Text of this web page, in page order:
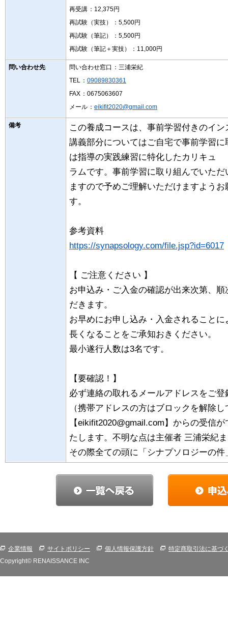
再受講 ：12,375円
再試験（実技）
：5,500円
再試験（筆記）
：5,500円
再試験（筆記＋実技）
：11,000円
問い合わせ先 問い合わせ窓口 ：三浦栄紀
TEL ： 09089830361
FAX ：0675063607
メール ： eikifit2020@gmail.com
備考
この養成コースは、事前学習付きのイ
講義部分についてはご自宅で事前学習
は指導の実践練習に特化したカリキュ
ラムです。事前学習に取り組んでいた
ますので予めご理解いただけますようお
す。
参考資料
https://synapsology.com/file.jsp?id=6017
【 ご注意ください 】
お申込み・ご入金の確認が出来次第、
だきます。
お早めにお申し込み・入金されること
長くなることをご承知おきください。
最小遂行人数は3名です。
【要確認！】
必ず連絡の取れるメールアドレスをご登
（携帯アドレスの方はブロックを解除
【eikifit2020@gmail.com】からの受信
たします。不明な点は主催者 三浦栄紀
その際全ての頭に「シナプソロジーの
企業情報 サイトポリシー 個人情報保護方針
特定商取引法に基づ
Copyright© RENAISSANCE INC